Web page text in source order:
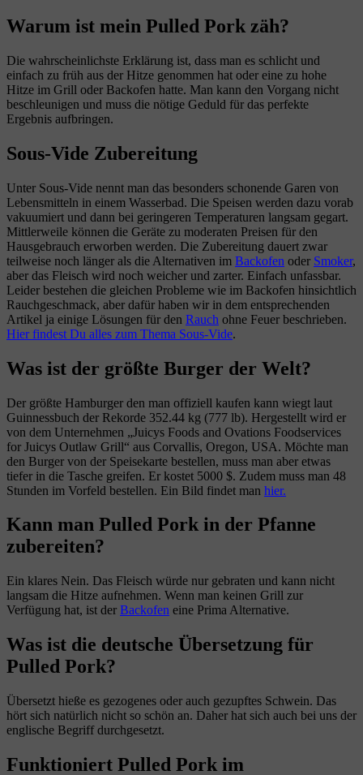
Warum ist mein Pulled Pork zäh?
Die wahrscheinlichste Erklärung ist, dass man es schlicht und
einfach zu früh aus der Hitze genommen hat oder eine zu hohe
Hitze im Grill oder Backofen hatte. Man kann den Vorgang nicht
beschleunigen und muss die nötige Geduld für das perfekte
Ergebnis aufbringen.
Sous-Vide Zubereitung
Unter Sous-Vide nennt man das besonders schonende Garen von
Lebensmitteln in einem Wasserbad. Die Speisen werden dazu vorab
vakuumiert und dann bei geringeren Temperaturen langsam gegart.
Mittlerweile können die Geräte zu moderaten Preisen für den
Hausgebrauch erworben werden. Die Zubereitung dauert zwar
teilweise noch länger als die Alternativen im Backofen oder Smoker,
aber das Fleisch wird noch weicher und zarter. Einfach unfassbar.
Leider bestehen die gleichen Probleme wie im Backofen hinsichtlich
Rauchgeschmack, aber dafür haben wir in dem entsprechenden
Artikel ja einige Lösungen für den Rauch ohne Feuer beschrieben.
Hier findest Du alles zum Thema Sous-Vide.
Was ist der größte Burger der Welt?
Der größte Hamburger den man offiziell kaufen kann wiegt laut
Guinnessbuch der Rekorde 352.44 kg (777 lb). Hergestellt wird er
von dem Unternehmen „Juicys Foods and Ovations Foodservices
for Juicys Outlaw Grill“ aus Corvallis, Oregon, USA. Möchte man
den Burger von der Speisekarte bestellen, muss man aber etwas
tiefer in die Tasche greifen. Er kostet 5000 $. Zudem muss man 48
Stunden im Vorfeld bestellen. Ein Bild findet man hier.
Kann man Pulled Pork in der Pfanne
zubereiten?
Ein klares Nein. Das Fleisch würde nur gebraten und kann nicht
langsam die Hitze aufnehmen. Wenn man keinen Grill zur
Verfügung hat, ist der Backofen eine Prima Alternative.
Was ist die deutsche Übersetzung für
Pulled Pork?
Übersetzt hieße es gezogenes oder auch gezupftes Schwein. Das
hört sich natürlich nicht so schön an. Daher hat sich auch bei uns der
englische Begriff durchgesetzt.
Funktioniert Pulled Pork im